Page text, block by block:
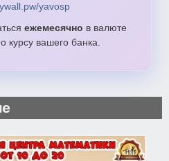
yavosp
ежемесячно в валюте
курсу вашего банка.